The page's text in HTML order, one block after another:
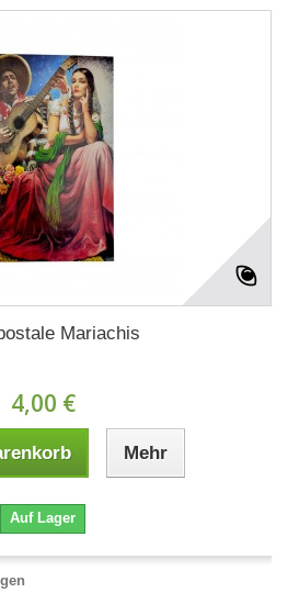
Mariachis
4,00 €
Mehr
Auf Lager